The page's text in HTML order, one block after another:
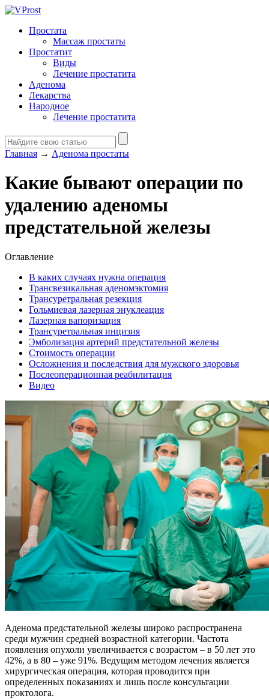
Простата
Массаж простаты
Простатит
Виды
Лечение простатита
Аденома
Лекарства
Народное
Лечение простатита
Главная → Аденома простаты
Какие бывают операции по
удалению аденомы
предстательной железы
Оглавление
В каких случаях нужна операция
Трансвезикальная аденомэктомия
Трансуретральная резекция
Гольмиевая лазерная энуклеация
Лазерная вапоризация
Трансуретральная инцизия
Эмболизация артерий предстательной железы
Стоимость операции
Осложнения и последствия для мужского здоровья
Послеоперационная реабилитация
Видео
Аденома предстательной железы широко распространена
среди мужчин средней возрастной категории. Частота
появления опухоли увеличивается с возрастом – в 50 лет это
42%, а в 80 – уже 91%. Ведущим методом лечения является
хирургическая операция, которая проводится при
определенных показаниях и лишь после консультации
проктолога.